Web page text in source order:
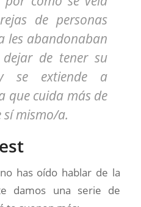
de personas
les abandonaban
de tener su
se extiende a
que cuida más de
sí mismo/a.
has oído hablar de la
damos una serie de